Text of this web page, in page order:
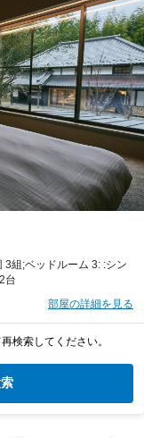
3組;ベッドルーム 3: :シン
台
部屋の詳細を見る
検索してください。